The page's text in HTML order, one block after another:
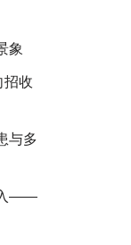
象
招收
与多
入——